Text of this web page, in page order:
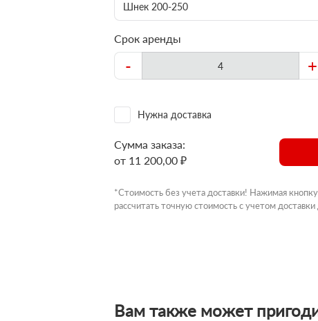
Шнек 200-250
Срок аренды
- +
Нужна доставка
Сумма заказа:
от 11 200,00 ₽
*Стоимость без учета доставки! Нажимая
рассчитать точную стоимость с учетом доставки
Вам также может